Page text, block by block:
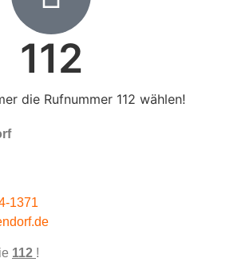
112
die Rufnummer 112 wählen!
1371
112 !